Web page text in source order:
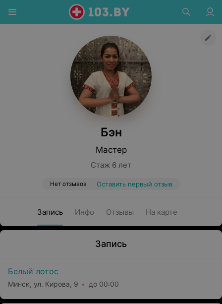
Бэн
Мастер
Стаж 6 лет
Нет отзывов Оставить первый отзыв
Запись Инфо Отзывы На карте
Запись
Белый лотос
Минск, ул. Кирова, 9 до 00:00